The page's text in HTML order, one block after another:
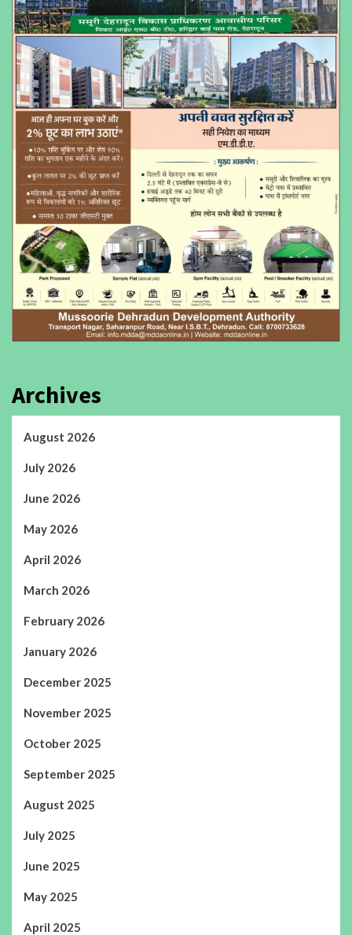
Archives
August 2026
July 2026
June 2026
May 2026
April 2026
March 2026
February 2026
January 2026
December 2025
November 2025
October 2025
September 2025
August 2025
July 2025
June 2025
May 2025
April 2025